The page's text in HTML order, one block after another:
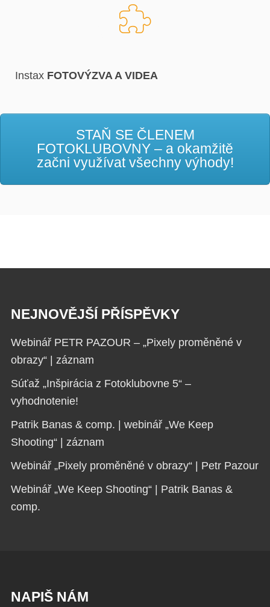
Instax FOTOVÝZVA A VIDEA
STAŇ SE ČLENEM
FOTOKLUBOVNY – a okamžitě
začni využívat všechny výhody!
NEJNOVĚJŠÍ PŘÍSPĚVKY
Webinář PETR PAZOUR – „Pixely proměněné v
obrazy“ | záznam
Súťaž „Inšpirácia z Fotoklubovne 5“ –
vyhodnotenie!
Patrik Banas & comp. | webinář „We Keep
Shooting“ | záznam
Webinář „Pixely proměněné v obrazy“ | Petr Pazour
Webinář „We Keep Shooting“ | Patrik Banas &
comp.
NAPIŠ NÁM